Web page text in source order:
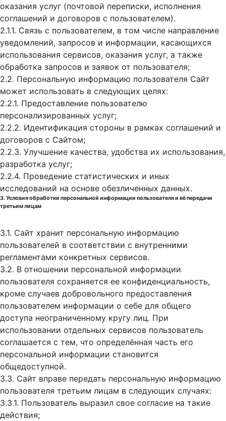
оказания услуг (почтовой переписки, исполнения
соглашений и договоров с пользователем).
2.1.1. Связь с пользователем, в том числе направление
уведомлений, запросов и информации, касающихся
использования сервисов, оказания услуг, а также
обработка запросов и заявок от пользователя;
2.2. Персональную информацию пользователя Сайт
может использовать в следующих целях:
2.2.1. Предоставление пользователю
персонализированных услуг;
2.2.2. Идентификация стороны в рамках соглашений и
договоров с Сайтом;
2.2.3. Улучшение качества, удобства их использования,
разработка услуг;
2.2.4. Проведение статистических и иных
исследований на основе обезличенных данных.
3. Условия обработки персональной информации пользователя и её передачи
третьим лицам
3.1. Сайт хранит персональную информацию
пользователей в соответствии с внутренними
регламентами конкретных сервисов.
3.2. В отношении персональной информации
пользователя сохраняется ее конфиденциальность,
кроме случаев добровольного предоставления
пользователем информации о себе для общего
доступа неограниченному кругу лиц. При
использовании отдельных сервисов пользователь
соглашается с тем, что определённая часть его
персональной информации становится
общедоступной.
3.3. Сайт вправе передать персональную информацию
пользователя третьим лицам в следующих случаях:
3.3.1. Пользователь выразил свое согласие на такие
действия;